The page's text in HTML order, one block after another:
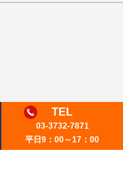
TEL
03-3732-7871
平日9：00～17：00